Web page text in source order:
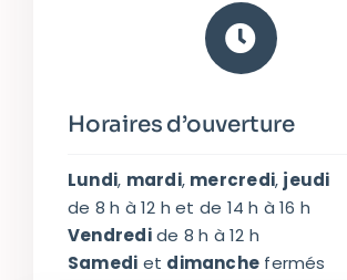
Horaires d’ouverture
Lundi, mardi, mercredi, jeudi
de 8 h à 12 h et de 14 h à 16 h
Vendredide 8 h à 12 h
Samedi et dimanche fermés